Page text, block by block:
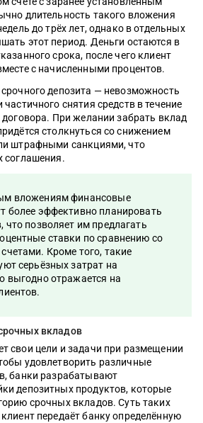
62
492
1643
1413
длительность такого вложения
до трёх лет, однако в отдельных
этот период. Деньги остаются в
срока, после чего клиент
с начисленными процентов.
депозита — невозможность
снятия средств в течение
договора. При желании забрать вклад
столкнуться со снижением
штрафными санкциями, что
соглашения.
вложениям финансовые
более эффективно планировать
что позволяет им предлагать
ставки по сравнению со
Кроме того, такие
серьёзных затрат на
выгодно отражается на
вкладов
свои цели и задачи при размещении
удовлетворить различные
банки разрабатывают
депозитных продуктов, которые
срочных вкладов. Суть таких
передаёт банку определённую